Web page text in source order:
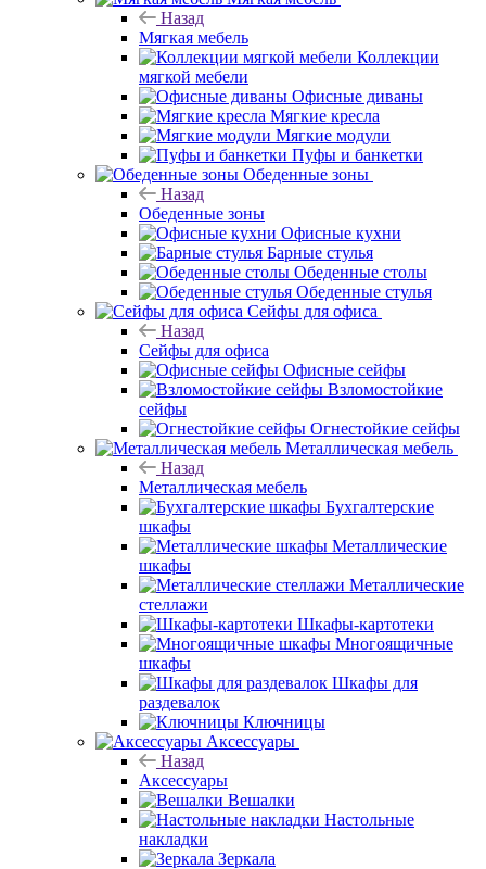
Назад
Мягкая мебель
Коллекции
мягкой мебели
Офисные диваны
Мягкие кресла
Мягкие модули
Пуфы и банкетки
Обеденные зоны
Назад
Обеденные зоны
Офисные кухни
Барные стулья
Обеденные столы
Обеденные стулья
Сейфы для офиса
Назад
Сейфы для офиса
Офисные сейфы
Взломостойкие
сейфы
Огнестойкие сейфы
Металлическая мебель
Назад
Металлическая мебель
Бухгалтерские
шкафы
Металлические
шкафы
Металлические
стеллажи
Шкафы-картотеки
Многоящичные
шкафы
Шкафы для
раздевалок
Ключницы
Аксессуары
Назад
Аксессуары
Вешалки
Настольные
накладки
Зеркала